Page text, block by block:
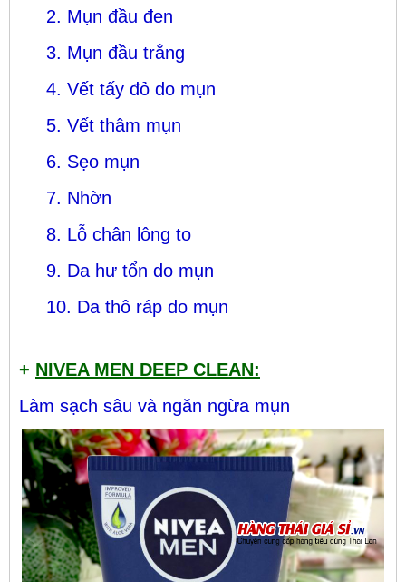
2. Mụn đầu đen
3. Mụn đầu trắng
4. Vết tấy đỏ do mụn
5. Vết thâm mụn
6. Sẹo mụn
7. Nhờn
8. Lỗ chân lông to
9. Da hư tổn do mụn
10. Da thô ráp do mụn
+ NIVEA MEN DEEP CLEAN:
Làm sạch sâu và ngăn ngừa mụn